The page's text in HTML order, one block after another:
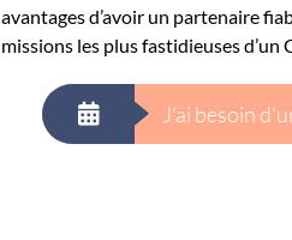
avantages d’avoir un partenaire
missions les plus fastidieuses d’un
J'ai besoin